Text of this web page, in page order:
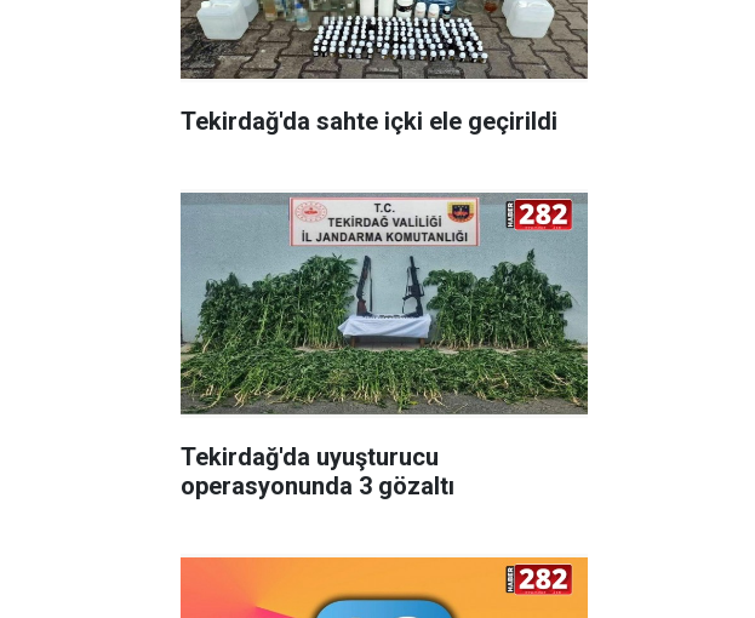
Tekirdağ'da sahte içki ele geçirildi
Tekirdağ'da uyuşturucu
operasyonunda 3 gözaltı